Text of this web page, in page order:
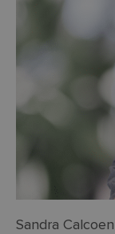
Sandra Calcoen